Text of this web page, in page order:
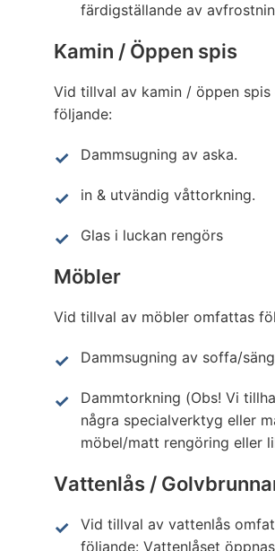
färdigställande av
Kamin / Öppen spis
Vid tillval av kamin / öppen
följande:
Dammsugning av aska.
in & utvändig våttorkning.
Glas i luckan rengörs
Möbler
Vid tillval av möbler omfattas
Dammsugning av soffa/säng
Dammtorkning (Obs! Vi
några specialverktyg eller
möbel/matt rengöring eller
Vattenlås /
Vid tillval av vattenlås
följande: Vattenlåset